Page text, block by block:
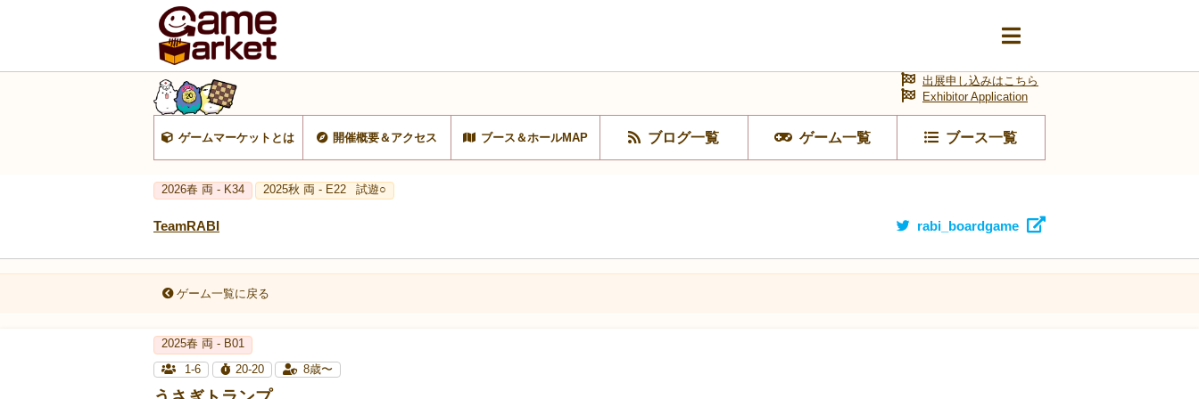
ゲームマーケットとは 開催概要＆アクセス ブース＆ホールMAP ブログ一覧 ゲーム一覧 ブース一覧
出展申し込みはこちら
Exhibitor Application
2026春 両 - K34 2025秋 両 - E22 試遊○
TeamRABI rabi_boardgame
ゲーム一覧に戻る
2025春 両 - B01
1-6
20-20 8歳〜